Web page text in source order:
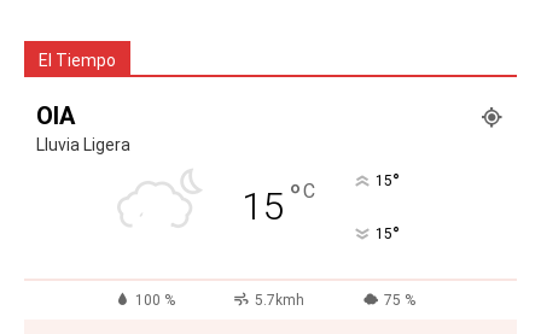
El Tiempo
OIA
Lluvia Ligera
15 °C 15°
15°
100 % 5.7kmh 75 %